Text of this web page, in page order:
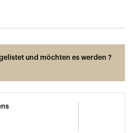
und möchten es werden ?